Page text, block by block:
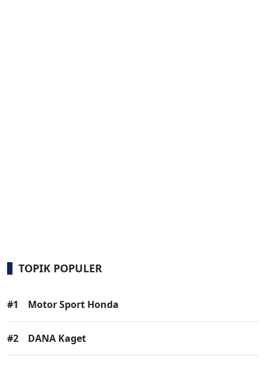
TOPIK POPULER
#1 Motor Sport Honda
#2 DANA Kaget